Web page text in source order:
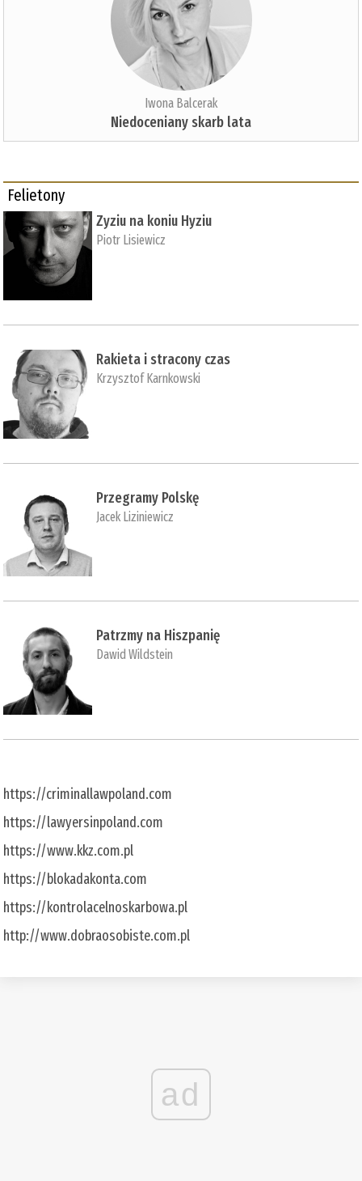
Iwona Balcerak
Niedoceniany skarb lata
Felietony
Zyziu na koniu Hyziu
Piotr Lisiewicz
Rakieta i stracony czas
Krzysztof Karnkowski
Przegramy Polskę
Jacek Liziniewicz
Patrzmy na Hiszpanię
Dawid Wildstein
https://criminallawpoland.com
https://lawyersinpoland.com
https://www.kkz.com.pl
https://blokadakonta.com
https://kontrolacelnoskarbowa.pl
http://www.dobraosobiste.com.pl
ad